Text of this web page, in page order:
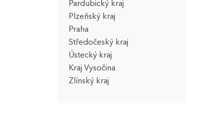
Pardubický kraj
Plzeňský kraj
Praha
Středočeský kraj
Ústecký kraj
Kraj Vysočina
Zlínský kraj